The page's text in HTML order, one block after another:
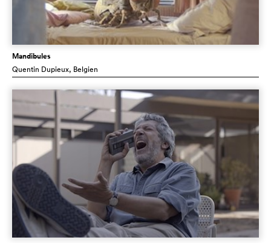
Mandibules
Quentin Dupieux, Belgien